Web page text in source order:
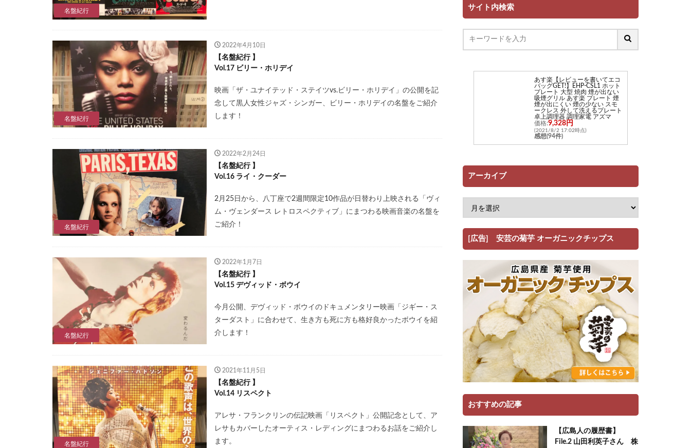
名盤紀行
名盤紀行
2022年4月10日
【名盤紀行 】
Vol.17 ビリー・ホリデイ
映画「ザ・ユナイテッド・ステイツvs.ビリー・ホリデイ」の公開を記
念して黒人女性ジャズ・シンガー、ビリー・ホリデイの名盤をご紹介
します！
名盤紀行
2022年2月24日
【名盤紀行 】
Vol.16 ライ・クーダー
2月25日から、八丁座で2週間限定10作品が日替わり上映される「ヴィ
ム・ヴェンダース レトロスペクティブ」にまつわる映画音楽の名盤を
ご紹介！
名盤紀行
2022年1月7日
【名盤紀行 】
Vol.15 デヴィッド・ボウイ
今月公開、デヴィッド・ボウイのドキュメンタリー映画「ジギー・ス
ターダスト」に合わせて、生き方も死に方も格好良かったボウイを紹
介します！
名盤紀行
2021年11月5日
【名盤紀行 】
Vol.14 リスペクト
アレサ・フランクリンの伝記映画「リスペクト」公開記念として、ア
レサもカバーしたオーティス・レディングにまつわるお話をご紹介し
ます。
サイト内検索
あす楽【レビューを書いてエコ
バッグGET!】EHP-CSL1 ホット
プレート 大型 焼肉 煙が出ない
吸煙グリル あす楽 プレート 煙
煙が出にくい 煙の少ない スモ
ークレス 外して洗えるプレート
卓上調理器 調理家電 アズマ
価格:9,328円
(2021/8/2 17:02時点)
感想(94件)
アーカイブ
[広告] 安芸の菊芋 オーガニックチップス
おすすめの記事
【広島人の履歴書】
File.2 山田利英子さん 株